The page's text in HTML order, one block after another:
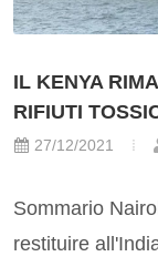
IL KENYA
RIFIUTI
27/12/2021
Sommario
restituire